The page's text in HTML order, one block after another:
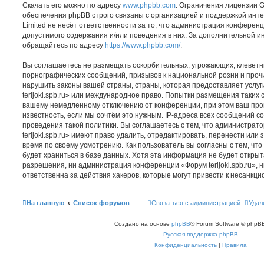
Скачать его можно по адресу www.phpbb.com . Ограничения лицензии
обеспечения phpBB строго связаны с организацией и поддержкой
Limited не несёт ответственности за то, что администрация
допустимого содержания и/или поведения в них. За дополнительной
обращайтесь по адресу https://www.phpbb.com/.
Вы соглашаетесь не размещать оскорбительных, угрожающих,
порнографических сообщений, призывов к национальной розни и
нарушить законы вашей страны, страны, которая предоставляет
terijoki.spb.ru» или международное право. Попытки размещения таких
вашему немедленному отключению от конференции, при этом ваш
известность, если мы сочтём это нужным. IP-адреса всех сообщений
проведения такой политики. Вы соглашаетесь с тем, что
terijoki.spb.ru» имеют право удалить, отредактировать, перенести
время по своему усмотрению. Как пользователь вы согласны с тем,
будет храниться в базе данных. Хотя эта информация не будет
разрешения, ни администрация конференции «Форум terijoki.spb.ru»,
ответственна за действия хакеров, которые могут привести к
На главную Список форумов Связаться с администрацией
Создано на основе phpBB® Forum Software ©
Русская поддержка phpBB
Конфиденциальность | Правила